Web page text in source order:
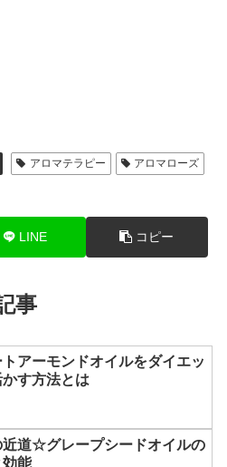
アロマテラピー
アロマローズ
LINE コピー
事
トアーモンドオイルをダイエッ
かす方法とは
近道☆グレープシードオイルの
能